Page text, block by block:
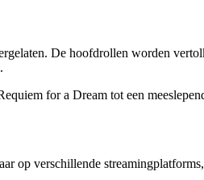
De hoofdrollen worden
for a Dream tot een
op verschillende